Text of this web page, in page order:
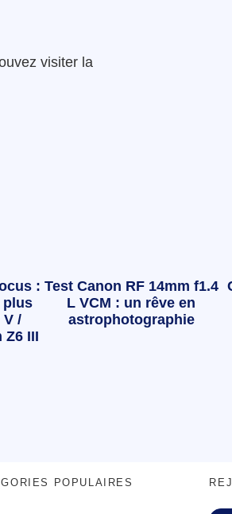
visiter la
:
plus
V /
Z6 III
Test Canon RF 14mm f1.4
L VCM : un rêve en
astrophotographie
POPULAIRES